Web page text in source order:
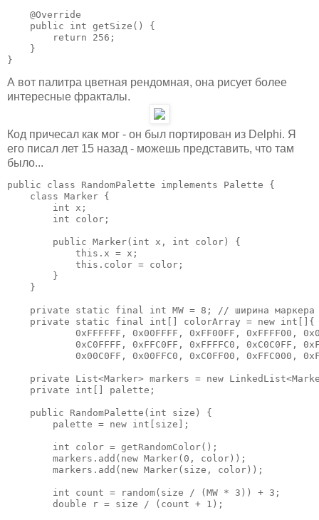
    @Override
    public int getSize() {
        return 256;
    }
}
А вот палитра цветная рендомная, она рисует более
интересные фракталы.
Код причесал как мог - он был портирован из Delphi. Я
его писал лет 15 назад - можешь представить, что там
было...
public class RandomPalette implements Palette {
    class Marker {
        int x;
        int color;
        public Marker(int x, int color) {
            this.x = x;
            this.color = color;
        }
    }
    private static final int MW = 8; // ширина маркера
    private static final int[] colorArray = new int[]{
0xFFFFFF, 0x00FFFF, 0xFF00FF, 0xFFFF00,
0xC0FFFF, 0xFFC0FF, 0xFFFFC0, 0xC0C0FF,
0x00C0FF, 0x00FFC0, 0xC0FF00, 0xFFC000,
private List<Marker> markers = new
    private int[] palette;
    public RandomPalette(int size) {
        palette = new int[size];
        int color = getRandomColor();
        markers.add(new Marker(0, color));
        markers.add(new Marker(size, color));
        int count = random(size / (MW * 3)) + 3;
        double r = size / (count + 1);